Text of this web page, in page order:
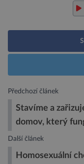
Předchozí článek
Stavíme a
domov, který
Další článek
Homosexuální